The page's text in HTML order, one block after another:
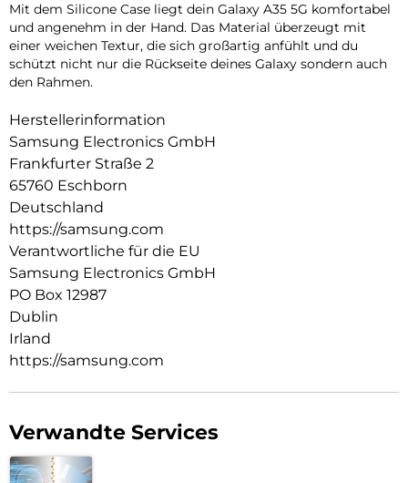
Mit dem Silicone Case liegt dein Galaxy A35 5G komfortabel
und angenehm in der Hand. Das Material überzeugt mit
einer weichen Textur, die sich großartig anfühlt und du
schützt nicht nur die Rückseite deines Galaxy sondern auch
den Rahmen.
Herstellerinformation
Samsung Electronics GmbH
Frankfurter Straße 2
65760 Eschborn
Deutschland
https://samsung.com
Verantwortliche für die EU
Samsung Electronics GmbH
PO Box 12987
Dublin
Irland
https://samsung.com
Verwandte Services